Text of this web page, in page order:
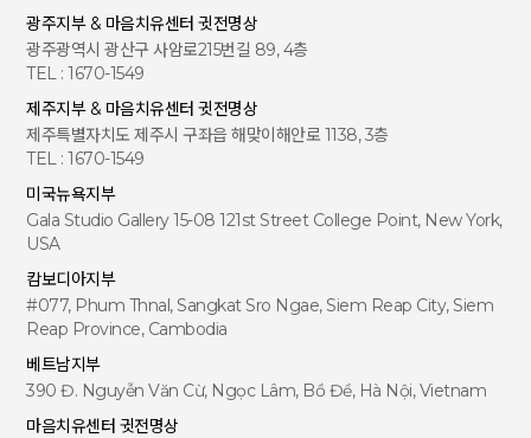
광주지부 & 마음치유센터 귓전명상
광주광역시 광산구 사암로215번길 89, 4층
TEL : 1670-1549
제주지부 & 마음치유센터 귓전명상
제주특별자치도 제주시 구좌읍 해맞이해안로 1138, 3층
TEL : 1670-1549
미국뉴욕지부
Gala Studio Gallery 15-08 121st Street College Point, New York,
USA
캄보디아지부
#077, Phum Thnal, Sangkat Sro Ngae, Siem Reap City, Siem
Reap Province, Cambodia
베트남지부
390 Đ. Nguyễn Văn Cừ, Ngọc Lâm, Bồ Đề, Hà Nội, Vietnam
마음치유센터 귓전명상